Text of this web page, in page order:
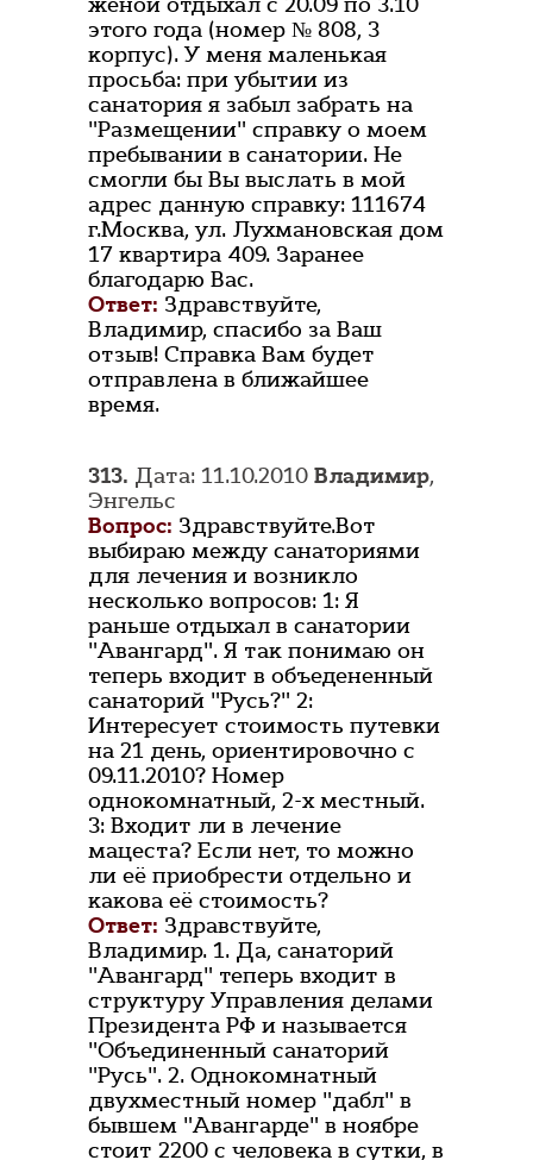
этого года (номер № 808, 3
корпус). У меня маленькая
просьба: при убытии из
санатория я забыл забрать на
"Размещении" справку о моем
пребывании в санатории. Не
смогли бы Вы выслать в мой
адрес данную справку: 111674
г.Москва, ул. Лухмановская дом
17 квартира 409. Заранее
благодарю Вас.
Ответ: Здравствуйте,
Владимир, спасибо за Ваш
отзыв! Справка Вам будет
отправлена в ближайшее
время.
313. Дата: 11.10.2010 Владимир,
Энгельс
Вопрос: Здравствуйте.Вот
выбираю между санаториями
для лечения и возникло
несколько вопросов: 1: Я
раньше отдыхал в санатории
"Авангард". Я так понимаю он
теперь входит в объедененный
санаторий "Русь?" 2:
Интересует стоимость путевки
на 21 день, ориентировочно с
09.11.2010? Номер
однокомнатный, 2-х местный.
3: Входит ли в лечение
мацеста? Если нет, то можно
ли её приобрести отдельно и
какова её стоимость?
Ответ: Здравствуйте,
Владимир. 1. Да, санаторий
"Авангард" теперь входит в
структуру Управления делами
Президента РФ и называется
"Объединенный санаторий
"Русь". 2. Однокомнатный
двухместный номер "дабл" в
бывшем "Авангарде" в ноябре
стоит 2200 с человека в сутки, в